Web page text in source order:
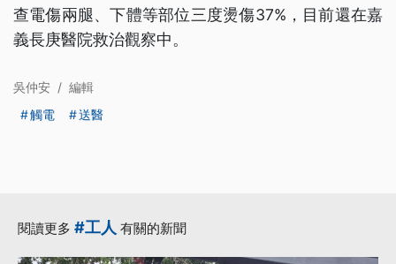
查電傷兩腿、下體等部位三度燙傷37%，目前還在嘉
義長庚醫院救治觀察中。
吳仲安 / 編輯
觸電
送醫
閱讀更多 #工人 有關的新聞